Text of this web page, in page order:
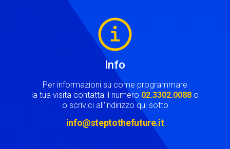
Info
Per informazioni su come programmare
la tua visita contatta il numero 02.3302.0088 o
o scrivici all'indirizzo qui sotto
info@steptothefuture.it